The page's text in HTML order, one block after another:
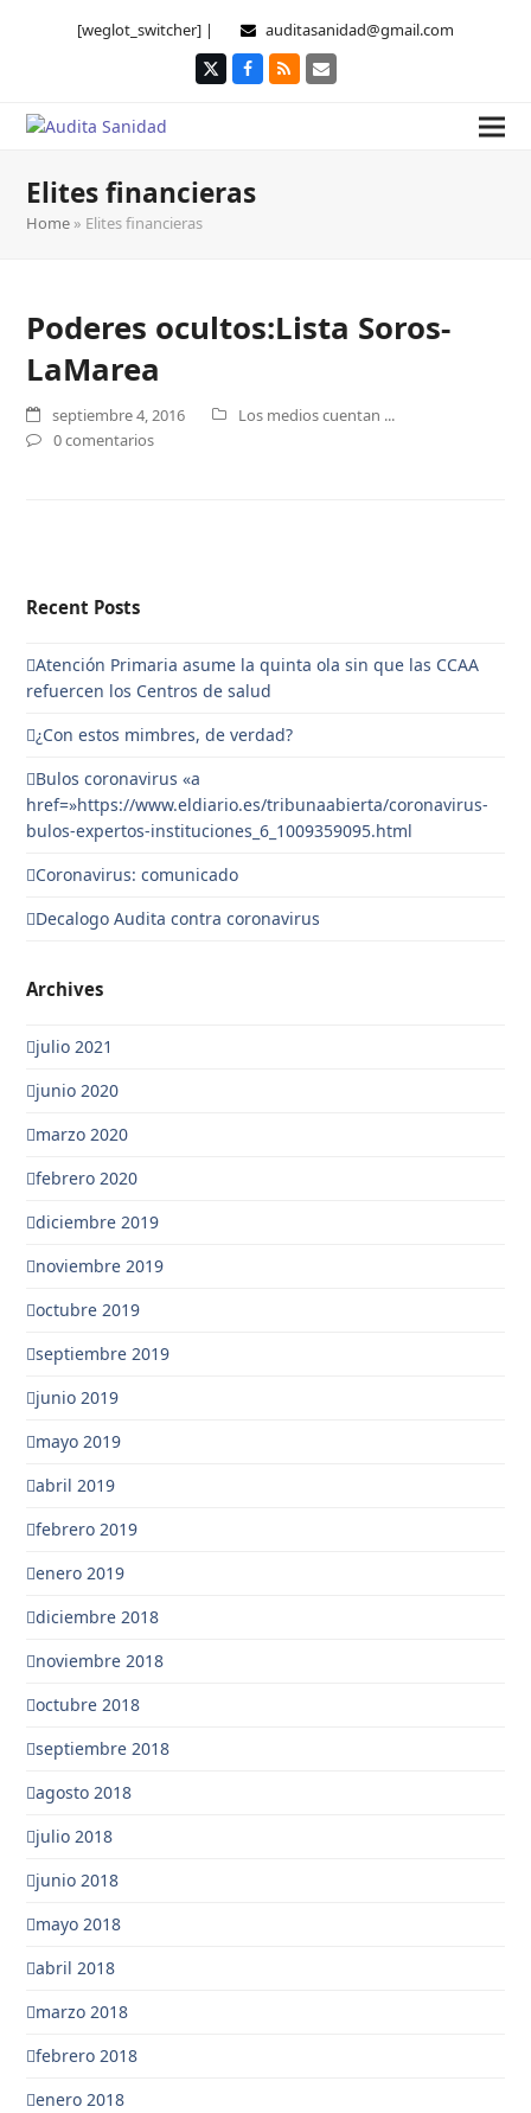
[weglot_switcher] | auditasanidad@gmail.com
TwitterFacebook
RSS Correo
Elites financieras
Home » Elites financieras
Poderes ocultos:Lista Soros-
LaMarea
septiembre 4, 2016
Los medios cuentan ...
0 comentarios
Recent Posts
Atención Primaria asume la quinta ola sin que las CCAA
refuercen los Centros de salud
¿Con estos mimbres, de verdad?
Bulos coronavirus «a
href=»https://www.eldiario.es/tribunaabierta/coronavirus-
bulos-expertos-instituciones_6_1009359095.html
Coronavirus: comunicado
Decalogo Audita contra coronavirus
Archives
julio 2021
junio 2020
marzo 2020
febrero 2020
diciembre 2019
noviembre 2019
octubre 2019
septiembre 2019
junio 2019
mayo 2019
abril 2019
febrero 2019
enero 2019
diciembre 2018
noviembre 2018
octubre 2018
septiembre 2018
agosto 2018
julio 2018
junio 2018
mayo 2018
abril 2018
marzo 2018
febrero 2018
enero 2018